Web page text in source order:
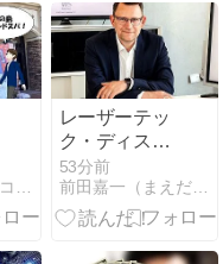
を更新！〜著
書出版から5
年半の市場デ
ータが教える
長期投資の真
実〜
レーザーテッ
ク・ディスコ
｜目標株価に
届いたか｜8
月決算の報告
53分前
前田嘉一（まえだよしかず）のウェブサイト